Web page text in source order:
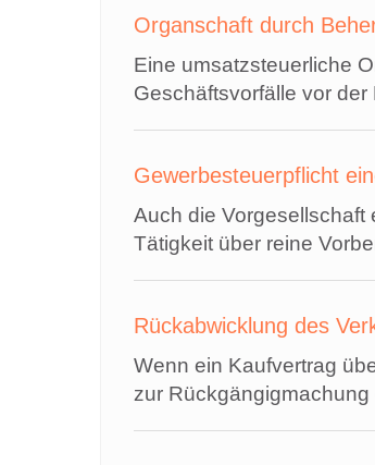
Organschaft durch
Eine umsatzsteuerliche
Geschäftsvorfälle vor
Gewerbesteuerpflicht
Auch die Vorgesellschaft
Tätigkeit über reine
Rückabwicklung des
Wenn ein Kaufvertrag
zur